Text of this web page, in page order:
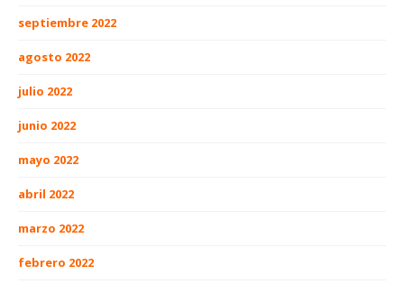
septiembre 2022
agosto 2022
julio 2022
junio 2022
mayo 2022
abril 2022
marzo 2022
febrero 2022